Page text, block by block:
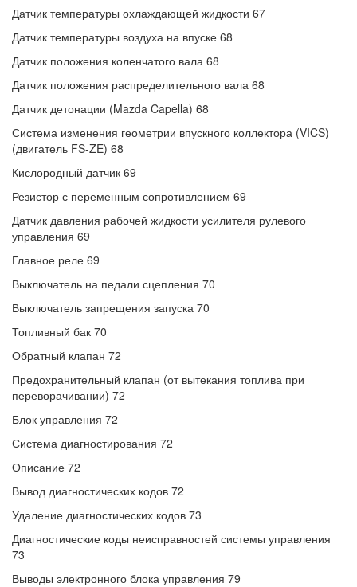
Датчик температуры охлаждающей жидкости 67
Датчик температуры воздуха на впуске 68
Датчик положения коленчатого вала 68
Датчик положения распределительного вала 68
Датчик детонации (Mazda Capella) 68
Система изменения геометрии впускного коллектора (VICS)
(двигатель FS-ZE) 68
Кислородный датчик 69
Резистор с переменным сопротивлением 69
Датчик давления рабочей жидкости усилителя рулевого
управления 69
Главное реле 69
Выключатель на педали сцепления 70
Выключатель запрещения запуска 70
Топливный бак 70
Обратный клапан 72
Предохранительный клапан (от вытекания топлива при
переворачивании) 72
Блок управления 72
Система диагностирования 72
Описание 72
Вывод диагностических кодов 72
Удаление диагностических кодов 73
Диагностические коды неисправностей системы управления
73
Выводы электронного блока управления 79